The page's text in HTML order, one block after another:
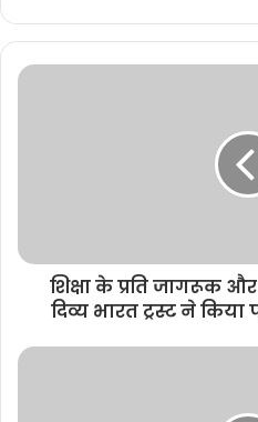
शिक्षा के प्रति जागरूक
दिव्य भारत ट्रस्ट ने किया